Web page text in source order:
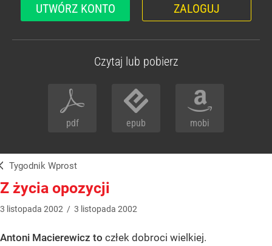
UTWÓRZ KONTO ZALOGUJ
Czytaj lub pobierz
pdf epub mobi
Tygodnik Wprost
Z życia opozycji
3 listopada 2002 / 3 listopada 2002
Antoni Macierewicz to człek dobroci wielkiej.